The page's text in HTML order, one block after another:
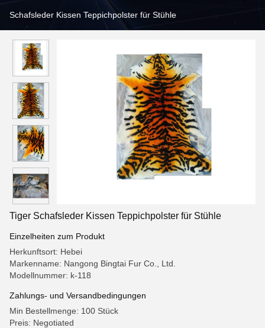
Schafsleder Kissen Teppichpolster für Stühle
Tiger Schafsleder Kissen Teppichpolster für Stühle
Einzelheiten zum Produkt
Herkunftsort: Hebei
Markenname: Nangong Bingtai Fur Co., Ltd.
Modellnummer: k-118
Zahlungs- und Versandbedingungen
Min Bestellmenge: 100 Stück
Preis: Negotiated